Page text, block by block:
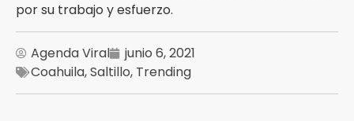
por su trabajo y esfuerzo.
Agenda Viral
junio 6, 2021
Coahuila,Saltillo, Trending